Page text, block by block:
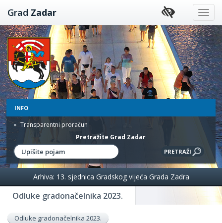
Preskoči
na
sadržaj
Grad Zadar
INFO
Transparentni proračun
Pretražite Grad Zadar
Odluke gradonačelnika 2023.
Arhiva: 13. sjednica Gradskog vijeća Grada Zadra
Odluke gradonačelnika 2023.